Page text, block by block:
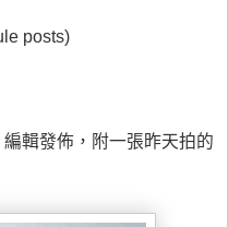
posts)
輯發佈，附一張昨天拍的